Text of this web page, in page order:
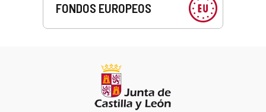
FONDOS EUROPEOS